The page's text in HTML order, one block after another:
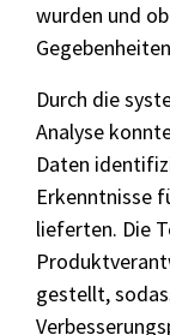
wurden und
Durch die
Analyse
Daten
Erkenntnisse
lieferten. Die
gestellt,